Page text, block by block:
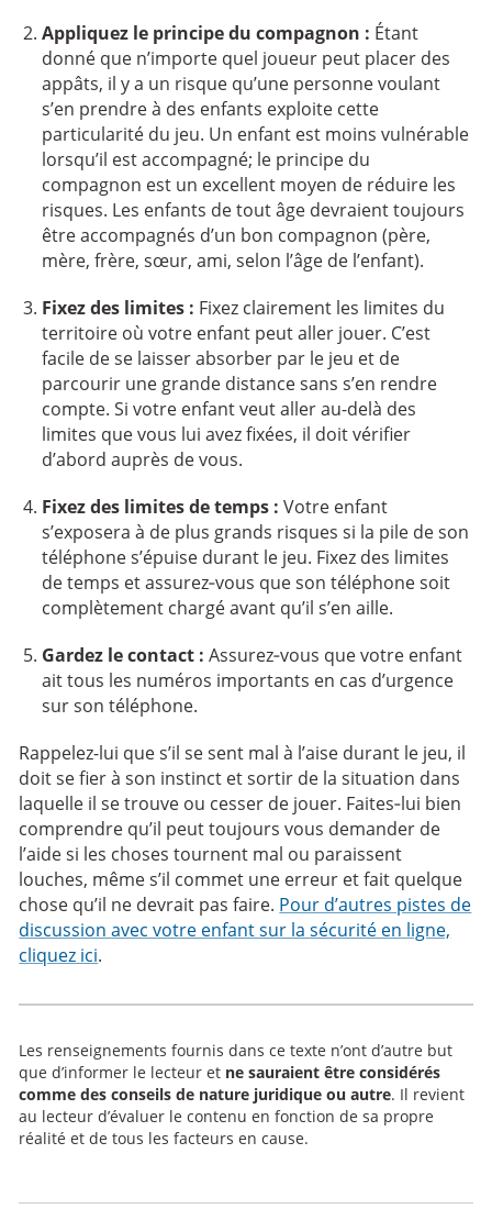
Appliquez le principe du compagnon : Étant
donné que n’importe quel joueur peut placer des
appâts, il y a un risque qu’une personne voulant
s’en prendre à des enfants exploite cette
particularité du jeu. Un enfant est moins vulnérable
lorsqu’il est accompagné; le principe du
compagnon est un excellent moyen de réduire les
risques. Les enfants de tout âge devraient toujours
être accompagnés d’un bon compagnon (père,
mère, frère, sœur, ami, selon l’âge de l’enfant).
Fixez des limites : Fixez clairement les limites du
territoire où votre enfant peut aller jouer. C’est
facile de se laisser absorber par le jeu et de
parcourir une grande distance sans s’en rendre
compte. Si votre enfant veut aller au-delà des
limites que vous lui avez fixées, il doit vérifier
d’abord auprès de vous.
Fixez des limites de temps : Votre enfant
s’exposera à de plus grands risques si la pile de son
téléphone s’épuise durant le jeu. Fixez des limites
de temps et assurez‑vous que son téléphone soit
complètement chargé avant qu’il s’en aille.
Gardez le contact : Assurez‑vous que votre enfant
ait tous les numéros importants en cas d’urgence
sur son téléphone.
Rappelez-lui que s’il se sent mal à l’aise durant le jeu, il
doit se fier à son instinct et sortir de la situation dans
laquelle il se trouve ou cesser de jouer. Faites‑lui bien
comprendre qu’il peut toujours vous demander de
l’aide si les choses tournent mal ou paraissent
louches, même s’il commet une erreur et fait quelque
chose qu’il ne devrait pas faire. Pour d’autres pistes de
discussion avec votre enfant sur la sécurité en ligne,
cliquez ici.
Les renseignements fournis dans ce texte n’ont d’autre but
que d’informer le lecteur et ne sauraient être considérés
comme des conseils de nature juridique ou autre. Il revient
au lecteur d’évaluer le contenu en fonction de sa propre
réalité et de tous les facteurs en cause.